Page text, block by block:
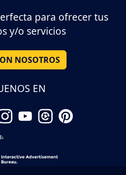
para ofrecer tus
y/o servicios
NOSOTROS
EN